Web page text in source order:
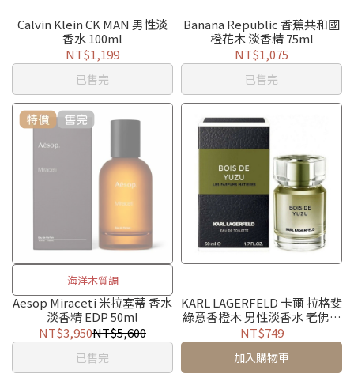
Calvin Klein CK MAN 男性淡
香水 100ml
NT$1,199
已售完
Banana Republic 香蕉共和國
橙花木 淡香精 75ml
NT$1,075
已售完
海洋木質調
Aesop Miraceti 米拉塞蒂 香水
淡香精 EDP 50ml
NT$3,950NT$5,600
已售完
KARL LAGERFELD 卡爾 拉格斐
綠意香橙木 男性淡香水 老佛爺
50ml / 100ml / TESTER有蓋
NT$749
加入購物車